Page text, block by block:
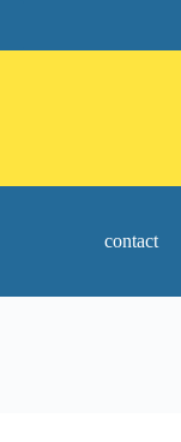
contact